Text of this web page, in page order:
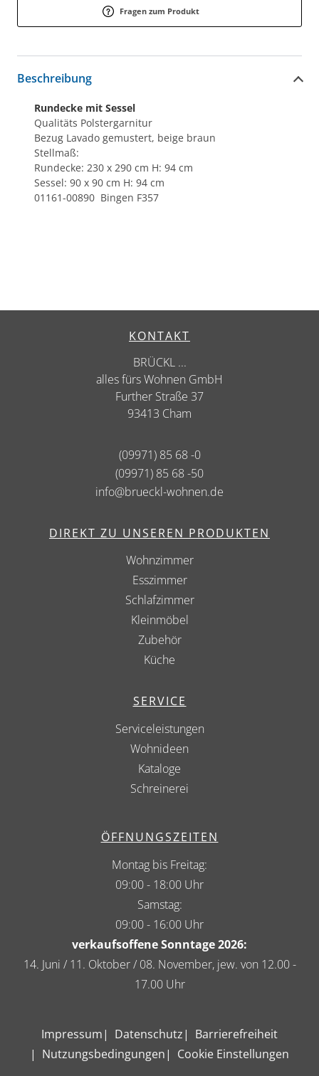
Fragen zum Produkt
Beschreibung
Rundecke mit Sessel
Qualitäts Polstergarnitur
Bezug Lavado gemustert, beige braun
Stellmaß:
Rundecke: 230 x 290 cm H: 94 cm
Sessel: 90 x 90 cm H: 94 cm
01161-00890 Bingen F357
KONTAKT
BRÜCKL ...
alles fürs Wohnen GmbH
Further Straße 37
93413 Cham
(09971) 85 68 -0
(09971) 85 68 -50
info@brueckl-wohnen.de
DIREKT ZU UNSEREN PRODUKTEN
Wohnzimmer
Esszimmer
Schlafzimmer
Kleinmöbel
Zubehör
Küche
SERVICE
Serviceleistungen
Wohnideen
Kataloge
Schreinerei
ÖFFNUNGSZEITEN
Montag bis Freitag:
09:00 - 18:00 Uhr
Samstag:
09:00 - 16:00 Uhr
verkaufsoffene Sonntage 2026:
14. Juni / 11. Oktober / 08. November, jew. von 12.00 -
17.00 Uhr
Impressum Datenschutz
Barrierefreiheit
Nutzungsbedingungen
Cookie Einstellungen